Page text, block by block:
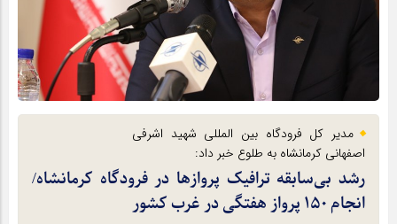
مدیر کل فرودگاه بین المللی شهید اشرفی
اصفهانی کرمانشاه به طلوع خبر داد:
رشد بی‌سابقه ترافیک پروازها در فرودگاه کرمانشاه/
انجام ۱۵۰ پرواز هفتگی در غرب کشور